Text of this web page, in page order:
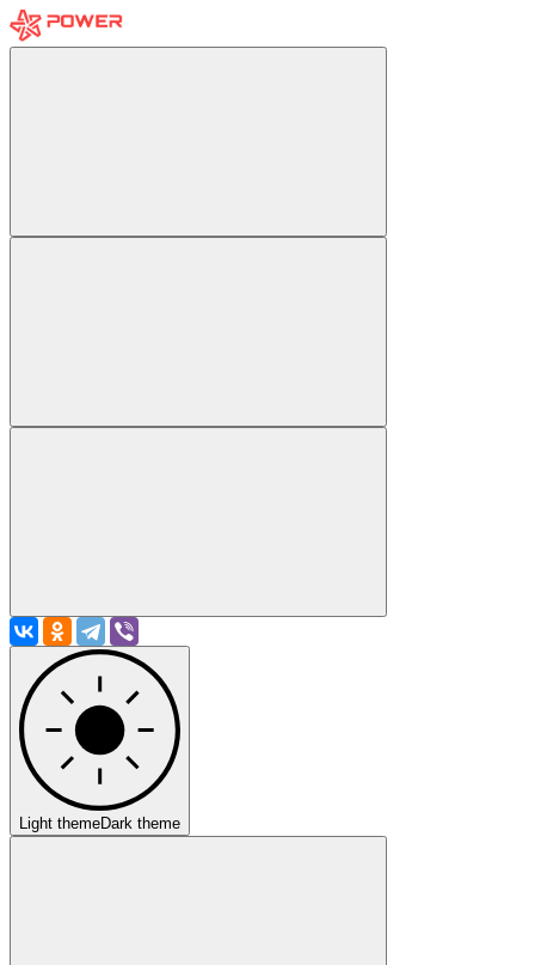
Light themeDark theme